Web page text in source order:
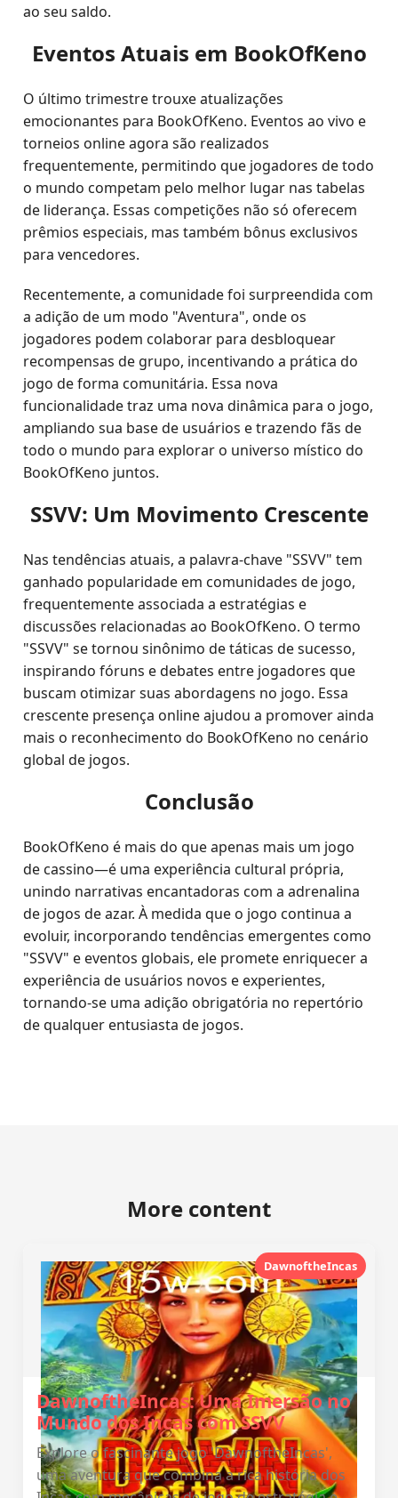
ao seu saldo.
Eventos Atuais em BookOfKeno
O último trimestre trouxe atualizações
emocionantes para BookOfKeno. Eventos ao vivo e
torneios online agora são realizados
frequentemente, permitindo que jogadores de todo
o mundo competam pelo melhor lugar nas tabelas
de liderança. Essas competições não só oferecem
prêmios especiais, mas também bônus exclusivos
para vencedores.
Recentemente, a comunidade foi surpreendida com
a adição de um modo "Aventura", onde os
jogadores podem colaborar para desbloquear
recompensas de grupo, incentivando a prática do
jogo de forma comunitária. Essa nova
funcionalidade traz uma nova dinâmica para o jogo,
ampliando sua base de usuários e trazendo fãs de
todo o mundo para explorar o universo místico do
BookOfKeno juntos.
SSVV: Um Movimento Crescente
Nas tendências atuais, a palavra-chave "SSVV" tem
ganhado popularidade em comunidades de jogo,
frequentemente associada a estratégias e
discussões relacionadas ao BookOfKeno. O termo
"SSVV" se tornou sinônimo de táticas de sucesso,
inspirando fóruns e debates entre jogadores que
buscam otimizar suas abordagens no jogo. Essa
crescente presença online ajudou a promover ainda
mais o reconhecimento do BookOfKeno no cenário
global de jogos.
Conclusão
BookOfKeno é mais do que apenas mais um jogo
de cassino—é uma experiência cultural própria,
unindo narrativas encantadoras com a adrenalina
de jogos de azar. À medida que o jogo continua a
evoluir, incorporando tendências emergentes como
"SSVV" e eventos globais, ele promete enriquecer a
experiência de usuários novos e experientes,
tornando-se uma adição obrigatória no repertório
de qualquer entusiasta de jogos.
More content
DawnoftheIncas
DawnoftheIncas: Uma Imersão no
Mundo dos Incas com SSVV
Explore o fascinante jogo 'DawnoftheIncas',
uma aventura que combina a rica história dos